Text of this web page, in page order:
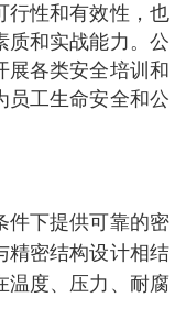
行性和有效性，也
质和实战能力。公
展各类安全培训和
员工生命安全和公
件下提供可靠的密
精密结构设计相结
温度、压力、耐腐